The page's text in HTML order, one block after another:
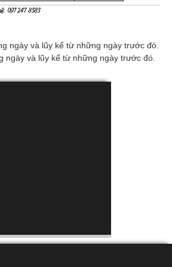
ngày và lũy kế từ những ngày trước đó.
ngày và lũy kế từ những ngày trước đó.